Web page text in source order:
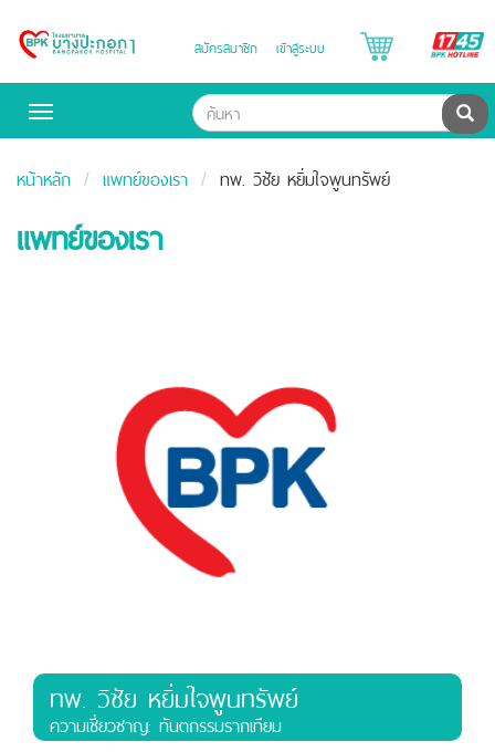
Bangpakok
สมัครสมาชิก เข้าสู่ระบบ
Toggle
ค้น
หน้าหลัก แพทย์ของเรา ทพ. วิชัย หยิ่มใจพูนทรัพย์
แพทย์ของเรา
ทพ. วิชัย หยิ่มใจพูนทรัพย์
ความเชี่ยวชาญ: ทันตกรรมรากเทียม